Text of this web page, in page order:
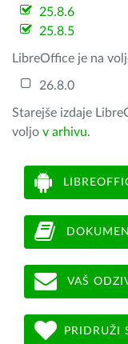
25.8.6
25.8.5
LibreOffice je na
26.8.0
Starejše izdaje
voljo v arhivu.
VAŠ
PRIDRUŽI